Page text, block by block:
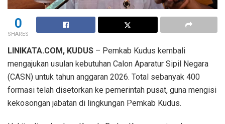
0
SHARES
LINIKATA.COM, KUDUS – Pemkab Kudus kembali
mengajukan usulan kebutuhan Calon Aparatur Sipil Negara
(CASN) untuk tahun anggaran 2026. Total sebanyak 400
formasi telah disetorkan ke pemerintah pusat, guna mengisi
kekosongan jabatan di lingkungan Pemkab Kudus.